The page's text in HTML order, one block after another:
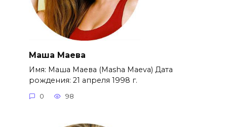
Маша Маева
Имя: Маша Маева (Masha Maeva) Дата
рождения: 21 апреля 1998 г.
0 98